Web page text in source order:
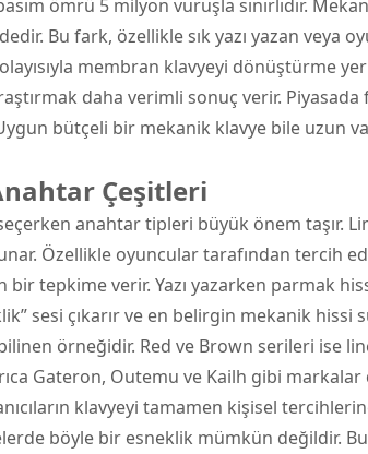
ömrü 5 milyon vuruşla sınırlıdır.
Bu fark, özellikle sık yazı yazan veya
membran klavyeyi dönüştürme
daha verimli sonuç verir.
bütçeli bir mekanik klavye bile uzun
Çeşitleri
anahtar tipleri büyük önem taşır.
Özellikle oyuncular tarafından tercih
bir tepkime verir. Yazı yazarken parmak
sesi çıkarır ve en belirgin mekanik hissi
örneğidir. Red ve Brown serileri ise
Gateron, Outemu ve Kailh gibi
klavyeyi tamamen kişisel
böyle bir esneklik mümkün değildir.